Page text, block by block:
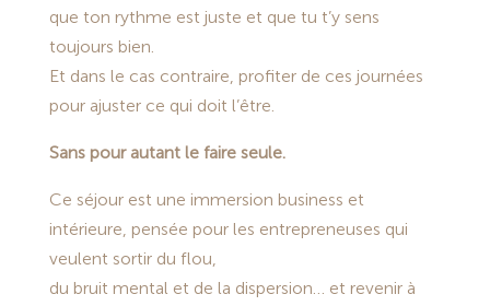
que ton rythme est juste et que tu t’y sens
toujours bien.
Et dans le cas contraire, profiter de ces journées
pour ajuster ce qui doit l’être.
Sans pour autant le faire seule.
Ce séjour est une immersion business et
intérieure, pensée pour les entrepreneuses qui
veulent sortir du flou,
du bruit mental et de la dispersion… et revenir à